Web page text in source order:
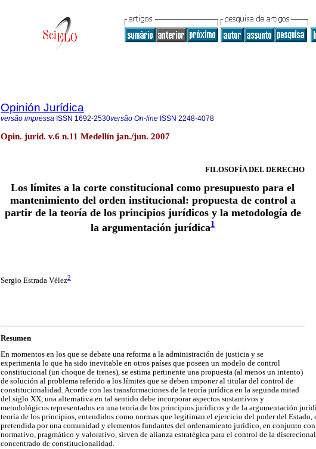
Opinión Jurídica
versão impressa ISSN 1692-2530versão On-line ISSN 2248-4078
Opin. jurid. v.6 n.11 Medellín jan./jun. 2007
FILOSOFÍA DEL DERECHO
Los límites a la corte constitucional como presupuesto para el
mantenimiento del orden institucional: propuesta de control a
partir de la teoría de los principios jurídicos y la metodología de
la argumentación jurídica1
Sergio Estrada Vélez2
Resumen
En momentos en los que se debate una reforma a la administración de justicia y se
experimenta lo que ha sido inevitable en otros países que poseen un modelo de control
constitucional (un choque de trenes), se estima pertinente una propuesta (al menos un intento)
de solución al problema referido a los límites que se deben imponer al titular del control de
constitucionalidad. Acorde con las transformaciones de la teoría jurídica en la segunda mitad
del siglo XX, una alternativa en tal sentido debe incorporar aspectos sustantivos y
metodológicos representados en una teoría de los principios jurídicos y de la argumentación
teoría de los principios, entendidos como normas que legitiman el ejercicio del poder del
pretendida por una comunidad y elementos fundantes del ordenamiento jurídico, en conjunto
normativo, pragmático y valorativo, sirven de alianza estratégica para el control de la
concentrado de constitucionalidad.